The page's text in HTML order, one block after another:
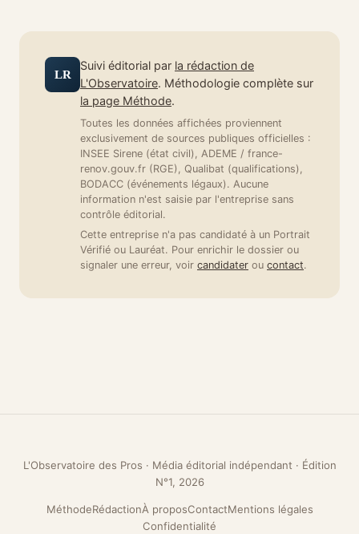
LR
Suivi éditorial par la rédaction de
L'Observatoire. Méthodologie complète sur
la page Méthode.
Toutes les données affichées proviennent
exclusivement de sources publiques officielles :
INSEE Sirene (état civil), ADEME / france-
renov.gouv.fr (RGE), Qualibat (qualifications),
BODACC (événements légaux). Aucune
information n'est saisie par l'entreprise sans
contrôle éditorial.
Cette entreprise n'a pas candidaté à un Portrait
Vérifié ou Lauréat. Pour enrichir le dossier ou
signaler une erreur, voir candidater ou contact.
L'Observatoire des Pros · Média éditorial indépendant · Édition
N°1, 2026
MéthodeRédactionÀ proposContactMentions légales
Confidentialité